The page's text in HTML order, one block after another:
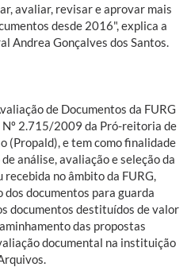
avaliar, revisar e aprovar mais
desde 2016", explica a
Andrea Gonçalves dos Santos.
de Documentos da FURG
2.715/2009 da Pró-reitoria de
(Propald), e tem como finalidade
análise, avaliação e seleção da
no âmbito da FURG,
documentos para guarda
documentos destituídos de valor
das propostas
documental na instituição